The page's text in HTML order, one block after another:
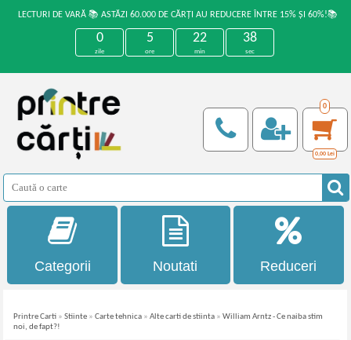
LECTURI DE VARĂ 📚 ASTĂZI 60.000 DE CĂRȚI AU REDUCERE ÎNTRE 15% ȘI 60%!📚
0
zile
5
ore
22
min
38
sec
0
0,00 Lei
Categorii Noutati Reduceri
Printre Carti »Stiinte »Carte tehnica »Alte carti de stiinta »William Arntz - Ce naiba stim
noi, de fapt?!